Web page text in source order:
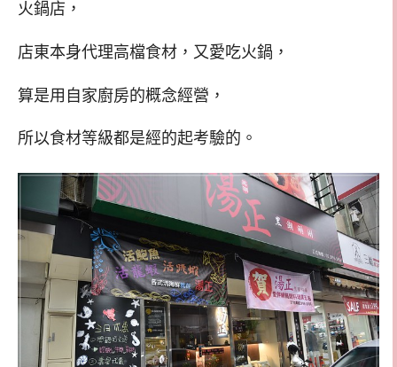
火鍋店，
店東本身代理高檔食材，又愛吃火鍋，
算是用自家廚房的概念經營，
所以食材等級都是經的起考驗的。